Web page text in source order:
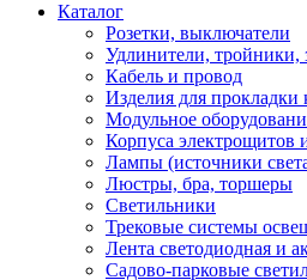
Каталог
Розетки, выключатели
Удлинители, тройники,
Кабель и провод
Изделия для прокладки
Модульное
Корпуса электрощитов
Лампы (источники
Люстры, бра, торшеры
Светильники
Трековые системы
Лента светодиодная и
Садово-парковые